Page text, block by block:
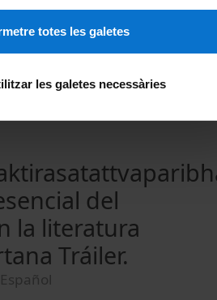
totes les galetes
les galetes necessàries
del
la literatura
Tráiler.
Español